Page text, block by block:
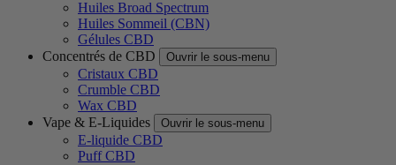
Huiles Broad Spectrum
Huiles Sommeil (CBN)
Gélules CBD
Concentrés de CBD
Ouvrir le sous-menu
Cristaux CBD
Crumble CBD
Wax CBD
Vape & E-Liquides
Ouvrir le sous-menu
E-liquide CBD
Puff CBD